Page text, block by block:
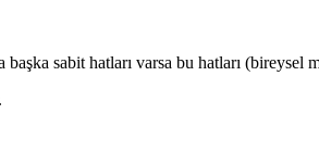
sabit hatları varsa bu hatları (bireysel